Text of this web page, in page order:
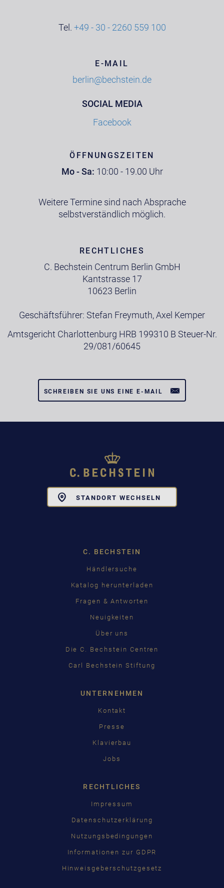
Tel. +49 - 30 - 2260 559 100
E-MAIL
berlin@bechstein.de
SOCIAL MEDIA
Facebook
ÖFFNUNGSZEITEN
Mo - Sa: 10:00 - 19.00 Uhr
Weitere Termine sind nach Absprache
selbstverständlich möglich.
RECHTLICHES
C. Bechstein Centrum Berlin GmbH
Kantstrasse 17
10623 Berlin
Geschäftsführer: Stefan Freymuth, Axel Kemper
Amtsgericht Charlottenburg HRB 199310 B Steuer-Nr.
29/081/60645
SCHREIBEN SIE UNS EINE E-MAIL
STANDORT WECHSELN
C. BECHSTEIN
Händlersuche
Katalog herunterladen
Fragen & Antworten
Neuigkeiten
Über uns
Die C. Bechstein Centren
Carl Bechstein Stiftung
UNTERNEHMEN
Kontakt
Presse
Klavierbau
Jobs
RECHTLICHES
Impressum
Datenschutzerklärung
Nutzungsbedingungen
Informationen zur GDPR
Hinweisgeberschutzgesetz